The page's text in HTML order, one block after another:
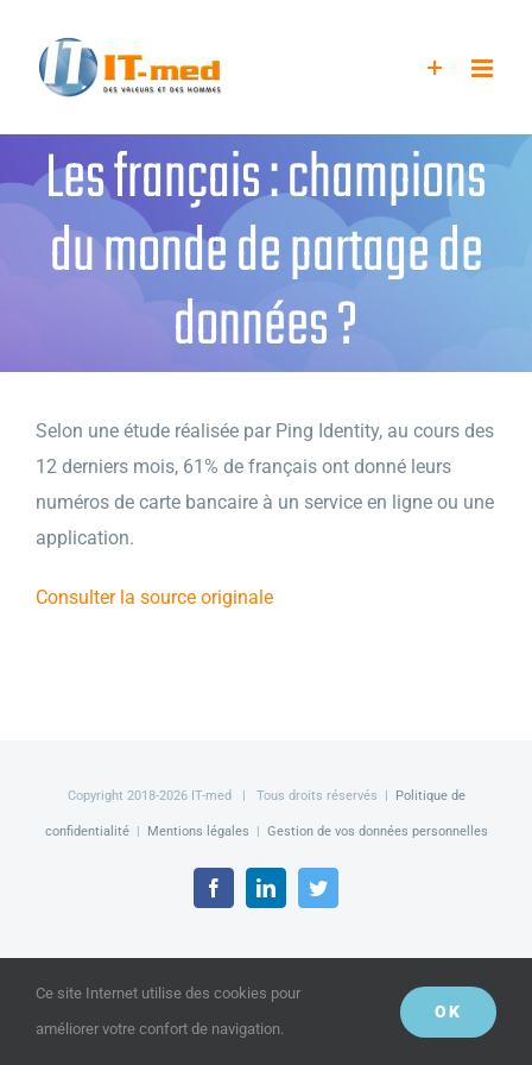
contenu
Les français : champions
du monde de partage de
données ?
Selon une étude réalisée par Ping Identity, au cours des
12 derniers mois, 61% de français ont donné leurs
numéros de carte bancaire à un service en ligne ou une
application.
Consulter la source originale
Copyright 2018-2026 IT-med | Tous droits réservés | Politique de
confidentialité| Mentions légales | Gestion de vos données personnelles
FacebookLinkedInTwitter
Ce site Internet utilise des cookies pour
améliorer votre confort de navigation.
OK